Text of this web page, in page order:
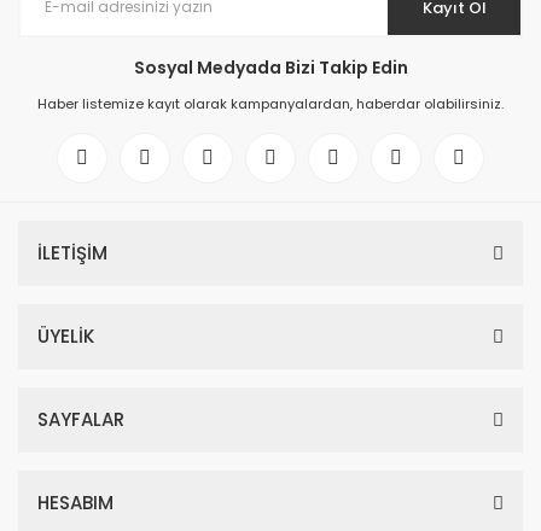
Kayıt Ol
Sosyal Medyada Bizi Takip Edin
Haber listemize kayıt olarak kampanyalardan, haberdar olabilirsiniz.
İLETİŞİM
ÜYELİK
SAYFALAR
HESABIM